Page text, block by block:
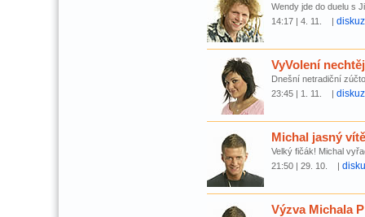
Wendy jde do duelu s
14:17 | 4. 11. |
VyVolení
Dnešní netradiční
23:45 | 1. 11. |
Michal jasný
Velký fičák! Michal
21:50 | 29. 10. |
Výzva Michala